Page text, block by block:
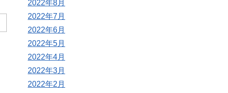
2022年8月
2022年7月
2022年6月
2022年5月
2022年4月
2022年3月
2022年2月